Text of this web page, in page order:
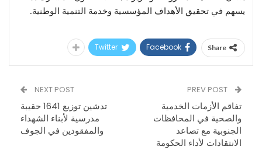
يسهم في تحقيق الأهداف المؤسسية وخدمة التنمية الوطنية.
Share
Facebook
Twitter
تفاقم الأزمات الخدمية
والصحية في المحافظات
الجنوبية مع تصاعد
الانتقادات لأداء الحكومة
NEXT POST
تدشين توزيع 1641 حقيبة
مدرسية لأبناء الشهداء
والمفقودين في الجوف